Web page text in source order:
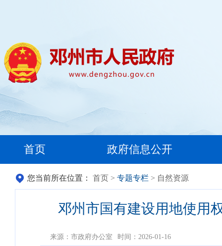
首页 政府信息公开
您当前所在位置： 首页 > 专题专栏 > 自然资源
邓州市国有建设用地使用
来源：市政府办公室 时间：2026-01-16